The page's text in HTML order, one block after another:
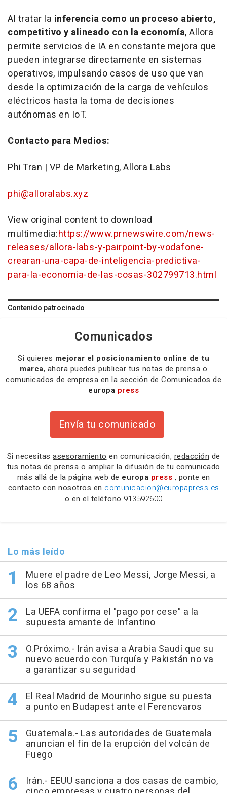
Al tratar la inferencia como un proceso abierto,
competitivo y alineado con la economía, Allora
permite servicios de IA en constante mejora que
pueden integrarse directamente en sistemas
operativos, impulsando casos de uso que van
desde la optimización de la carga de vehículos
eléctricos hasta la toma de decisiones
autónomas en IoT.
Contacto para Medios:
Phi Tran | VP de Marketing, Allora Labs
phi@alloralabs.xyz
View original content to download
multimedia:https://www.prnewswire.com/news-
releases/allora-labs-y-pairpoint-by-vodafone-
crearan-una-capa-de-inteligencia-predictiva-
para-la-economia-de-las-cosas-302799713.html
Contenido patrocinado
Comunicados
Si quieres mejorar el posicionamiento online de tu
marca, ahora puedes publicar tus notas de prensa o
comunicados de empresa en la sección de Comunicados de
europa press
Envía tu comunicado
Si necesitas asesoramiento en comunicación, redacción de
tus notas de prensa o ampliar la difusión de tu comunicado
más allá de la página web de europa press , ponte en
contacto con nosotros en comunicacion@europapress.es
o en el teléfono 913592600
Lo más leído
Muere el padre de Leo Messi, Jorge Messi, a
los 68 años
La UEFA confirma el "pago por cese" a la
supuesta amante de Infantino
O.Próximo.- Irán avisa a Arabia Saudí que su
nuevo acuerdo con Turquía y Pakistán no va
a garantizar su seguridad
El Real Madrid de Mourinho sigue su puesta
a punto en Budapest ante el Ferencvaros
Guatemala.- Las autoridades de Guatemala
anuncian el fin de la erupción del volcán de
Fuego
Irán.- EEUU sanciona a dos casas de cambio,